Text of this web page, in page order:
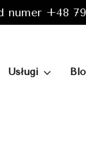
numer +48
Usługi